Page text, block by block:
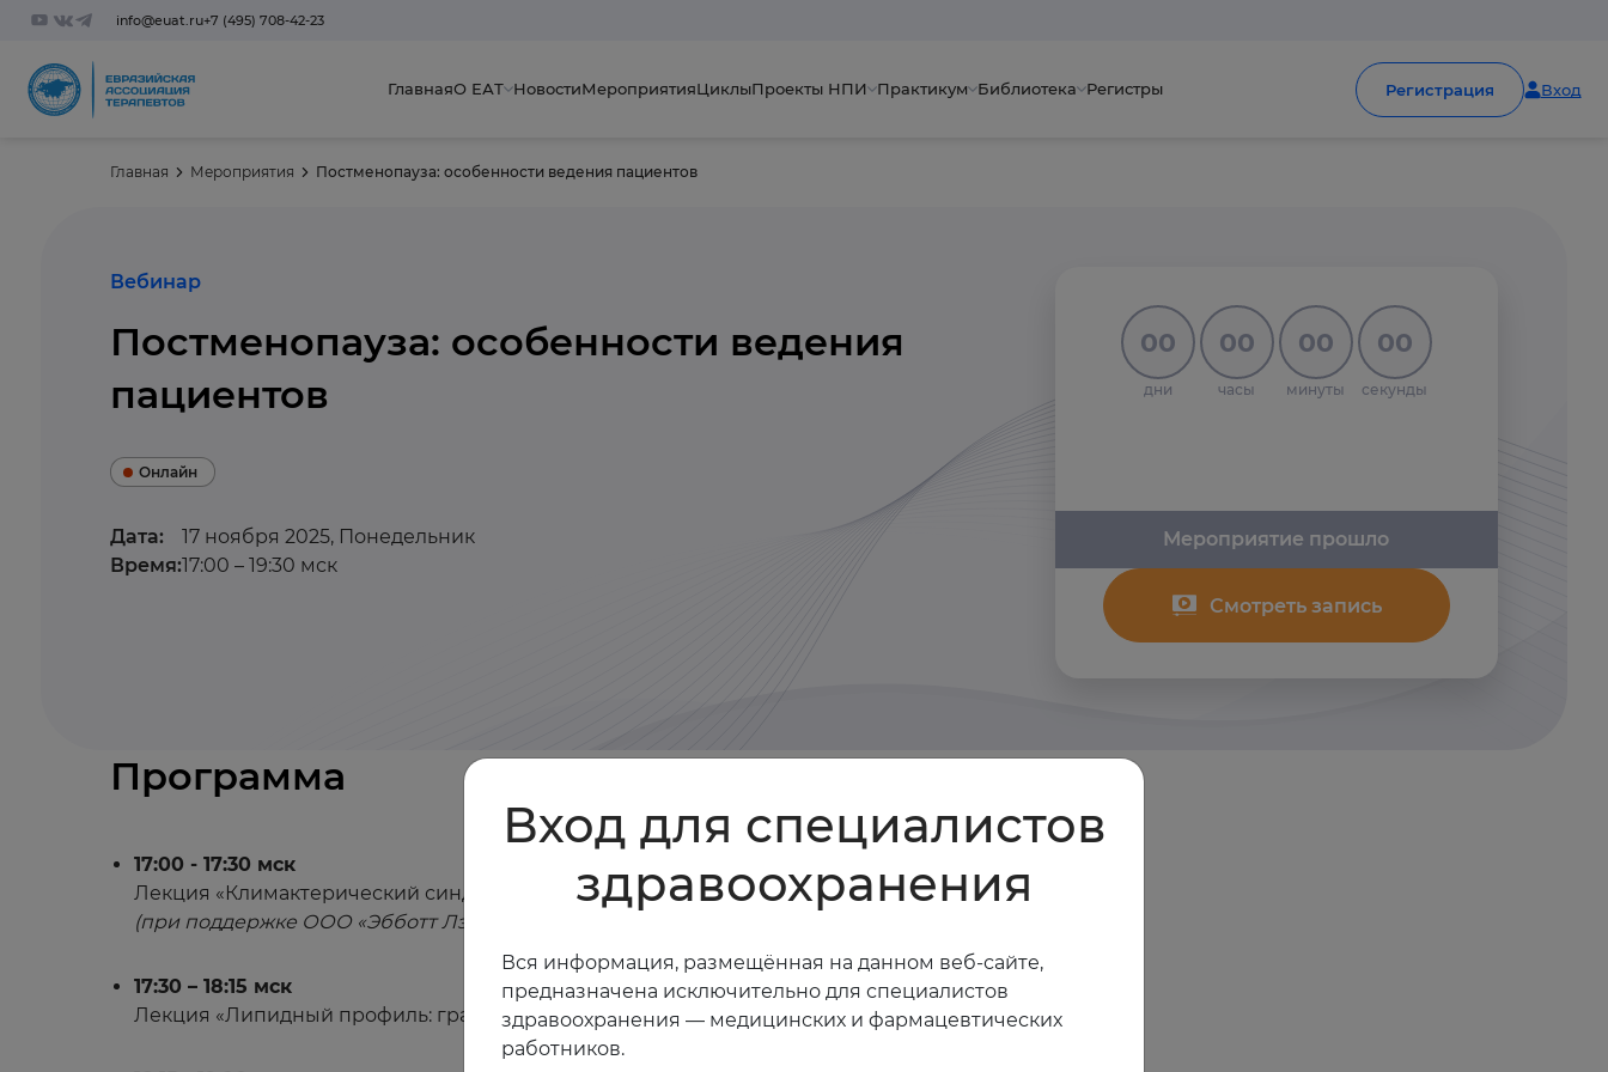
info@euat.ru+7 (495) 708-42-23
ГлавнаяО ЕАТ НовостиМероприятияЦиклыПроекты НПИ Практикум Библиотека Регистры Регистрация Вход
Главная Мероприятия Постменопауза: особенности ведения пациентов
Вебинар
Постменопауза: особенности ведения
пациентов
Онлайн
Дата:
17 ноября 2025, Понедельник
Время:17:00 – 19:30 мск
00
дни
00
часы
00
минуты
00
секунды
Мероприятие прошло
Смотреть запись
Программа
17:00 - 17:30 мск
Лекция «Климактерический синдром: диагностика и лечение». Ермакова Елена Ивановна
(при поддержке ООО «Эбботт Лэбораториз», баллы НМО не начисляются)
17:30 – 18:15 мск
Лекция «Липидный профиль: грань нормы и риска». Сергиенко Игорь Владимирович
Вход для специалистов
здравоохранения
Вся информация, размещённая на данном веб-сайте,
предназначена исключительно для специалистов
здравоохранения — медицинских и фармацевтических
работников.